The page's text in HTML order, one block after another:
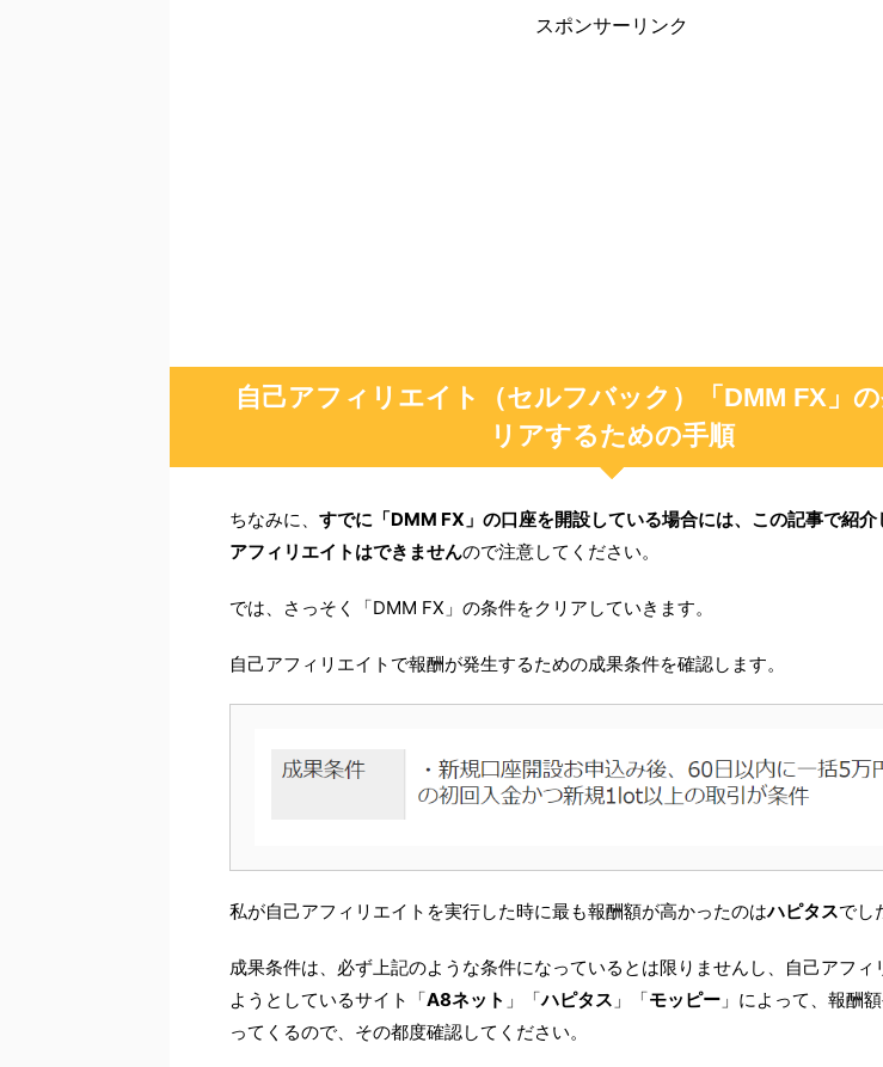
スポンサーリンク
自己アフィリエイト（セルフバック）「DMM FX」
リアするための手順
ちなみに、 すでに「DMM FX」の口座を開設している場合には、この記事で紹介
アフィリエイトはできませんので注意してください。
では、さっそく「DMM FX」の条件をクリアしていきます。
自己アフィリエイトで報酬が発生するための成果条件を確認します。
私が自己アフィリエイトを実行した時に最も報酬額が高かったのはハピタスでし
成果条件は、必ず上記のような条件になっているとは限りませんし、自己アフィ
ようとしているサイト「A8ネット 」「ハピタス 」「モッピー 」によって、報酬
ってくるので、その都度確認してください。